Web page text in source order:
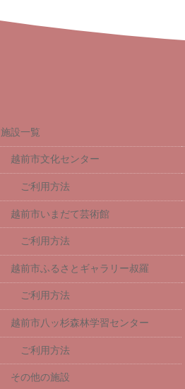
施設一覧
越前市文化センター
ご利用方法
越前市いまだて芸術館
ご利用方法
越前市ふるさとギャラリー叔羅
ご利用方法
越前市八ッ杉森林学習センター
ご利用方法
その他の施設